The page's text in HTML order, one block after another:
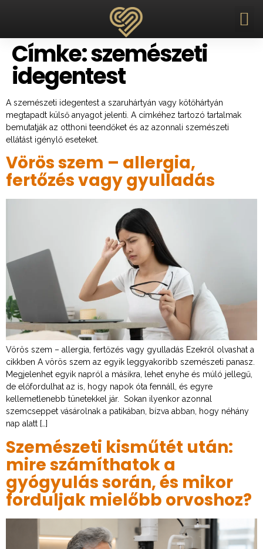
Címke:szemészeti
idegentest
A szemészeti idegentest a szaruhártyán vagy kötőhártyán
megtapadt külső anyagot jelenti. A címkéhez tartozó tartalmak
bemutatják az otthoni teendőket és az azonnali szemészeti
ellátást igénylő eseteket.
Vörös szem – allergia,
fertőzés vagy gyulladás
Vörös szem – allergia, fertőzés vagy gyulladás Ezekről olvashat a
cikkben A vörös szem az egyik leggyakoribb szemészeti panasz.
Megjelenhet egyik napról a másikra, lehet enyhe és múló jellegű,
de előfordulhat az is, hogy napok óta fennáll, és egyre
kellemetlenebb tünetekkel jár. Sokan ilyenkor azonnal
szemcseppet vásárolnak a patikában, bízva abban, hogy néhány
nap alatt […]
Szemészeti kisműtét után:
mire számíthatok a
gyógyulás során, és mikor
forduljak mielőbb orvoshoz?